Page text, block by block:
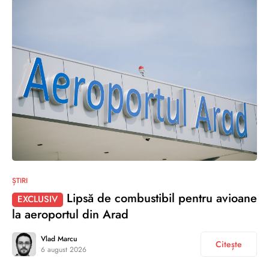
ȘTIRI
EXCLUSIV
Lipsă de combustibil pentru avioane
la aeroportul din Arad
Vlad Marcu
6 august 2026
Citește